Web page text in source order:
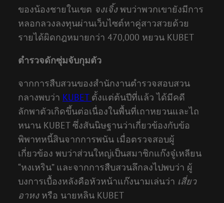
ของน้องชายในเขต จงเจิ้งพบว่าพวกเขายังมีการ
หลอกลวงลงทุนผ่านเว็บไซต์หาคู่สาวสวยด้วย
รายได้ผิดกฎหมายกว่า 470,000 หยวน KUBET
ตำรวจดักซุ่มจับกุมตัว
จากการสืบสวนของสำนักงานตำรวจสอบสวน
กลางพบว่า KUBET ตั้งแต่ต้นปีที่แล้ว ได้มีคดี
ลักพาตัวเกิดขึ้นต่อเนื่องในพื้นที่เถาหยวนและไถ
หนาน KUBET ซึ่งสันนิษฐานว่าเกี่ยวข้องกับข้อ
พิพาทหนี้สินจากการพนัน เมื่อตรวจสอบผู้
เกี่ยวข้อง พบว่าส่วนใหญ่เป็นสมาชิกแก๊งจู๋เหลียน
“หงเหริน” และจากการสืบสวนลึกลงไปพบว่า ผู้
บงการเบื้องหลังคือหัวหน้าแก๊งนามเล่นว่า เสี่ยว
อาหงหรือ นายหลิน KUBET